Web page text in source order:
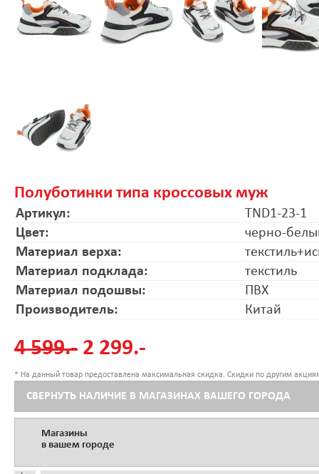
Полуботинки типа кроссовых муж
Артикул:
TND1-23-1
Цвет:
черно-
Материал верха:
Материал подклада:
текстиль
Материал подошвы:
ПВХ
Производитель:
Китай
4 599.- 2 299.-
* На данный товар предоставлена максимальная скидка. Скидки по другим
СВЕРНУТЬ НАЛИЧИЕ В МАГАЗИНАХ ВАШЕГО ГОРОДА
Магазины
в вашем городе